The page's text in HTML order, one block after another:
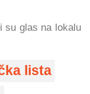
su glas na lokalu
lista